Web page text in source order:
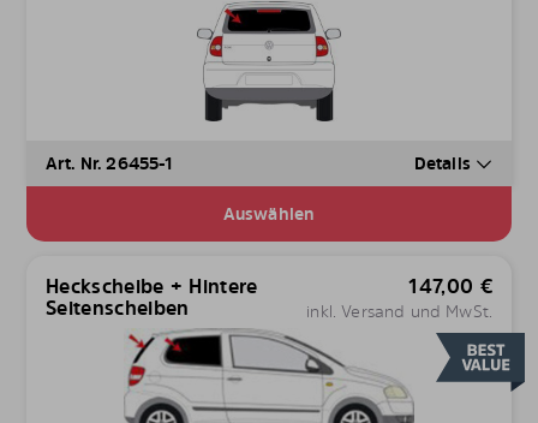
Art. Nr. 26455-1 Details
Auswählen
Heckscheibe + Hintere
Seitenscheiben
147,00 €
inkl. Versand und MwSt.